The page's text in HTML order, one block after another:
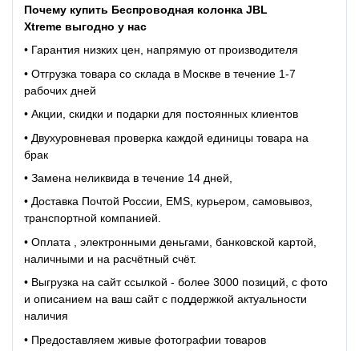
Почему купить Беспроводная колонка JBL
Xtreme выгодно у нас
• Гарантия низких цен, напрямую от производителя
• Отгрузка товара со склада в Москве в течение 1-7
рабочих дней
• Акции, скидки и подарки для постоянных клиентов
• Двухуровневая проверка каждой единицы товара на
брак
• Замена неликвида в течение 14 дней,
• Доставка Почтой России, EMS, курьером, самовывоз,
транспортной компанией.
• Оплата , электронными деньгами, банковской картой,
наличными и на расчётный счёт.
• Выгрузка на сайт ссылкой - более 3000 позиций, с фото
и описанием на ваш сайт с поддержкой актуальности
наличия
• Предоставляем живые фотографии товаров